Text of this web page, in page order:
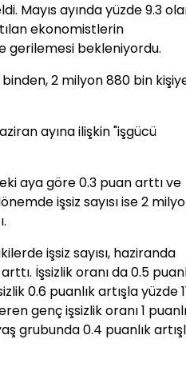
Mayıs ayında yüzde 9.3
ekonomistlerin
gerilemesi bekleniyordu.
binden, 2 milyon 880 bin
ayına ilişkin "işgücü
aya göre 0.3 puan arttı ve
işsiz sayısı ise 2
işsiz sayısı, haziranda
İşsizlik oranı da 0.5
0.6 puanlık artışla yüzde
genç işsizlik oranı 1
grubunda 0.4 puanlık